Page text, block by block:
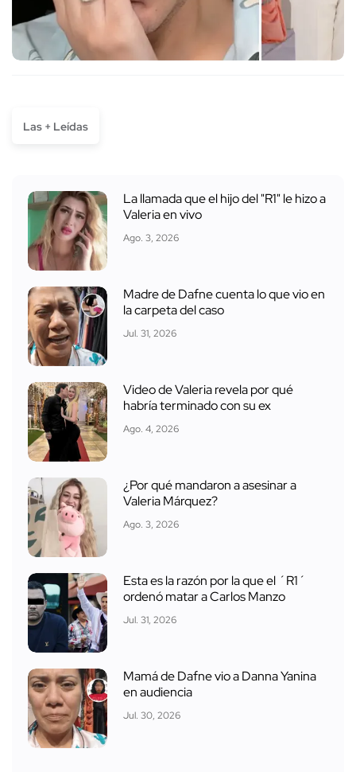
Las + Leídas
La llamada que el hijo del "R1" le hizo a
Valeria en vivo
Ago. 3, 2026
Madre de Dafne cuenta lo que vio en
la carpeta del caso
Jul. 31, 2026
Video de Valeria revela por qué
habría terminado con su ex
Ago. 4, 2026
¿Por qué mandaron a asesinar a
Valeria Márquez?
Ago. 3, 2026
Esta es la razón por la que el ´R1´
ordenó matar a Carlos Manzo
Jul. 31, 2026
Mamá de Dafne vio a Danna Yanina
en audiencia
Jul. 30, 2026